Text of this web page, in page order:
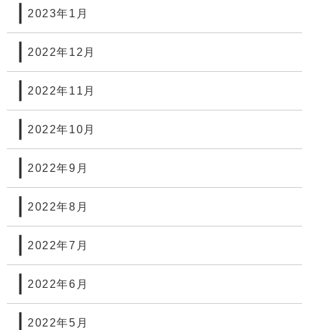
2023年1月
2022年12月
2022年11月
2022年10月
2022年9月
2022年8月
2022年7月
2022年6月
2022年5月